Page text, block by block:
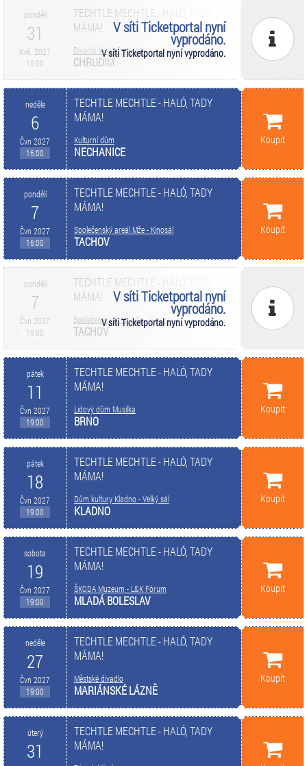
pondělí
31
Kvě. 2027
19:00
V síti Ticketportal nyní
vyprodáno.
V síti Ticketportal nyní vyprodáno.
TECHTLE MECHTLE - HALÓ, TADY
MÁMA!
Divadlo Karla Pippicha
CHRUDIM
neděle
6
Čvn 2027
16:00
TECHTLE MECHTLE - HALÓ, TADY
MÁMA!
Kulturní dům
NECHANICE
Koupit
pondělí
7
Čvn 2027
16:00
TECHTLE MECHTLE - HALÓ, TADY
MÁMA!
Společenský areál Mže - Kinosál
TACHOV
Koupit
pondělí
7
Čvn 2027
19:00
V síti Ticketportal nyní
vyprodáno.
V síti Ticketportal nyní vyprodáno.
TECHTLE MECHTLE - HALÓ, TADY
MÁMA!
Společenský areál Mže - Kinosál
TACHOV
pátek
11
Čvn 2027
19:00
TECHTLE MECHTLE - HALÓ, TADY
MÁMA!
Lidový dům Musilka
BRNO
Koupit
pátek
18
Čvn 2027
19:00
TECHTLE MECHTLE - HALÓ, TADY
MÁMA!
Dům kultury Kladno - Velký sál
KLADNO
Koupit
sobota
19
Čvn 2027
19:00
TECHTLE MECHTLE - HALÓ, TADY
MÁMA!
ŠKODA Muzeum - L&K Fórum
MLADÁ BOLESLAV
Koupit
neděle
27
Čvn 2027
19:00
TECHTLE MECHTLE - HALÓ, TADY
MÁMA!
Městské divadlo
MARIÁNSKÉ LÁZNĚ
Koupit
úterý
31
TECHTLE MECHTLE - HALÓ, TADY
MÁMA!